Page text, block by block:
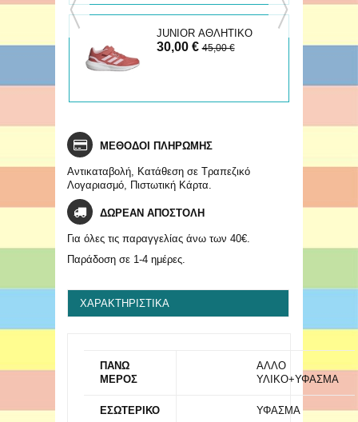
JUNIOR ΑΘΛΗΤΙΚΟ
RUNFALCON
30,00 €45,00 €
ΜΕΘΟΔΟΙ ΠΛΗΡΩΜΗΣ
Αντικαταβολή, Κατάθεση σε Τραπεζικό
Λογαριασμό, Πιστωτική Κάρτα.
ΔΩΡΕΑΝ ΑΠΟΣΤΟΛΗ
Για όλες τις παραγγελίας άνω των 40€.
Παράδοση σε 1-4 ημέρες.
ΧΑΡΑΚΤΗΡΙΣΤΙΚΆ
ΠΑΝΩ
ΜΕΡΟΣ
ΑΛΛΟ
ΥΛΙΚΟ+ΥΦΑΣΜΑ
ΕΣΩΤΕΡΙΚΟ ΥΦΑΣΜΑ